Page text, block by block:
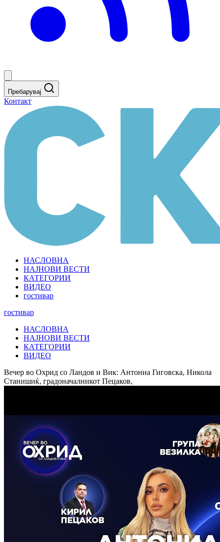
Пребарувај
Контакт
НАСЛОВНА
НАЈНОВИ ВЕСТИ
КАТЕГОРИИ
ВИДЕО
гостивар
гостивар
НАСЛОВНА
НАЈНОВИ ВЕСТИ
КАТЕГОРИИ
ВИДЕО
Вечер во Охрид со Ландов и Вик: Антониа Гиговска, Никола
Станишиќ, градоначалникот Пецаков,